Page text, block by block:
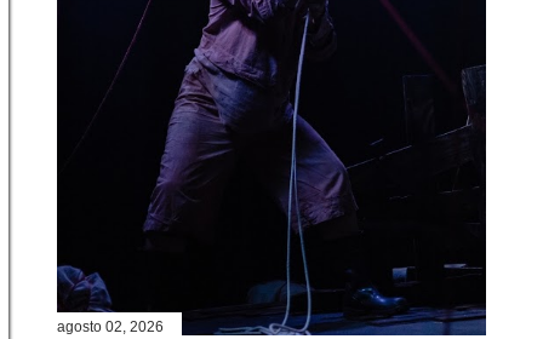
agosto 02, 2026